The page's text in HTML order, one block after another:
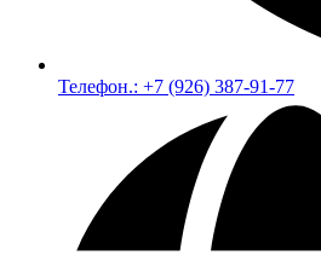
Телефон.: +7 (926) 387-91-77